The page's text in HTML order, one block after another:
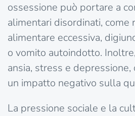
ossessione può portare a
alimentari disordinati, come
alimentare eccessiva,
o vomito autoindotto.
ansia, stress e
un impatto negativo sulla
La pressione sociale e la